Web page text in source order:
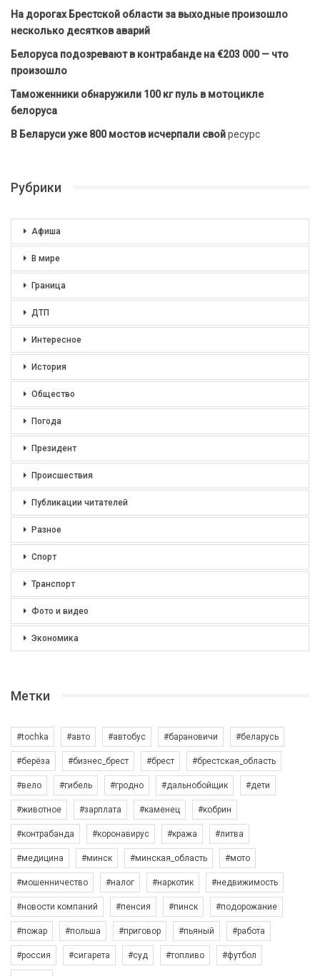
На дорогах Брестской области за выходные произошло
несколько десятков аварий
Белоруса подозревают в контрабанде на €203 000 — что
произошло
Таможенники обнаружили 100 кг пуль в мотоцикле
белоруса
В Беларуси уже 800 мостов исчерпали свойресурс
Рубрики
Афиша
В мире
Граница
ДТП
Интересное
История
Общество
Погода
Президент
Происшествия
Публикации читателей
Разное
Спорт
Транспорт
Фото и видео
Экономика
Метки
#tochka #авто #автобус #барановичи #беларусь
#берёза #бизнес_брест #брест #брестская_область
#вело #гибель #гродно #дальнобойщик #дети
#животное #зарплата #каменец #кобрин
#контрабанда #коронавирус #кража #литва
#медицина #минск #минская_область #мото
#мошенничество #налог #наркотик #недвижимость
#новости компаний #пенсия #пинск #подорожание
#пожар #польша #приговор #пьяный #работа
#россия #сигарета #суд #топливо #футбол